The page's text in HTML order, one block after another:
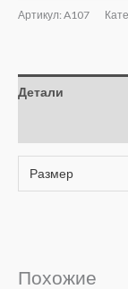
Артикул: A107
Детали
Размер
Похожие